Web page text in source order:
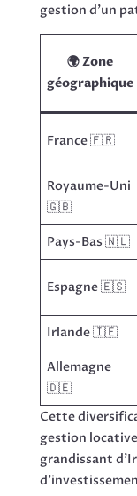
gestion d’un
🌍 Zone
géographique
France 🇫🇷
Royaume-Uni
🇬🇧
Pays-Bas 🇳🇱
Espagne 🇪🇸
Irlande 🇮🇪
Allemagne
🇩🇪
Cette
gestion
grandissant